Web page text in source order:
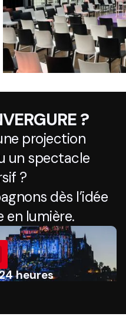
?
projection
un spectacle
?
dès l’idée
en lumière.
heures